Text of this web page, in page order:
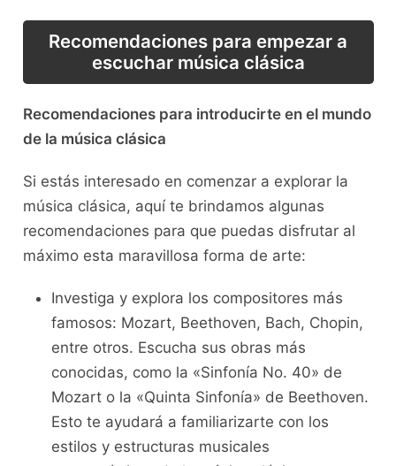
Recomendaciones para empezar a
escuchar música clásica
Recomendaciones para introducirte en el mundo
de la música clásica
Si estás⁣ interesado⁤ en comenzar⁤ a explorar la
música clásica, aquí te brindamos algunas⁢
recomendaciones para ⁢que puedas disfrutar al
máximo esta maravillosa ⁢forma de arte:
Investiga y explora los​ compositores más
famosos: Mozart, Beethoven, Bach, ​Chopin,
entre otros.‌ Escucha sus obras más
conocidas, como la «Sinfonía No. 40» de
Mozart⁢ o la «Quinta Sinfonía» de Beethoven.
Esto te ayudará ⁤a familiarizarte con los
estilos y ⁣estructuras ⁣musicales